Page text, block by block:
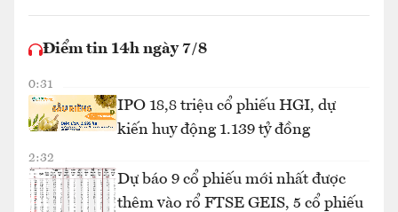
Điểm tin 14h ngày 7/8
0:31
IPO 18,8 triệu cổ phiếu HGI, dự
kiến huy động 1.139 tỷ đồng
2:32
Dự báo 9 cổ phiếu mới nhất được
thêm vào rổ FTSE GEIS, 5 cổ phiếu